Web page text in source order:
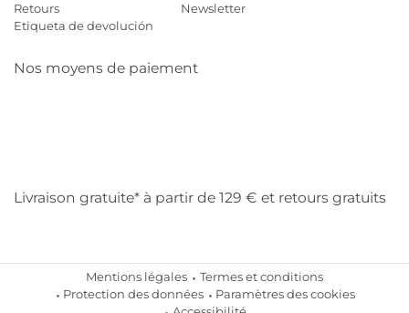
Retours
Etiqueta de devolución
Newsletter
Nos moyens de paiement
Livraison gratuite* à partir de 129 € et retours gratuits
Mentions légales
Termes et conditions
Protection des données
Paramètres des cookies